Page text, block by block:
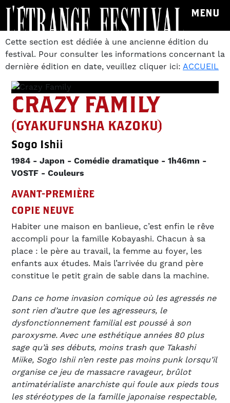
MENU
Cette section est dédiée à une ancienne édition du
festival. Pour consulter les informations concernant la
dernière édition en date, veuillez cliquer ici: ACCUEIL
CRAZY FAMILY
(GYAKUFUNSHA KAZOKU)
Sogo Ishii
1984 Japon Comédie dramatique
1h46mn
VOSTF
Couleurs
AVANT-PREMIÈRE
COPIE NEUVE
Habiter une maison en banlieue, c’est enfin le rêve
accompli pour la famille Kobayashi. Chacun à sa
place : le père au travail, la femme au foyer, les
enfants aux études. Mais l’arrivée du grand père
constitue le petit grain de sable dans la machine.
Dans ce home invasion comique où les agressés ne
sont rien d’autre que les agresseurs, le
dysfonctionnement familial est poussé à son
paroxysme. Avec une esthétique années 80 plus
sage qu’à ses débuts, moins trash que Takashi
Miike, Sogo Ishii n’en reste pas moins punk lorsqu’il
organise ce jeu de massacre ravageur, brûlot
antimatérialiste anarchiste qui foule aux pieds tous
les stéréotypes de la famille japonaise respectable,